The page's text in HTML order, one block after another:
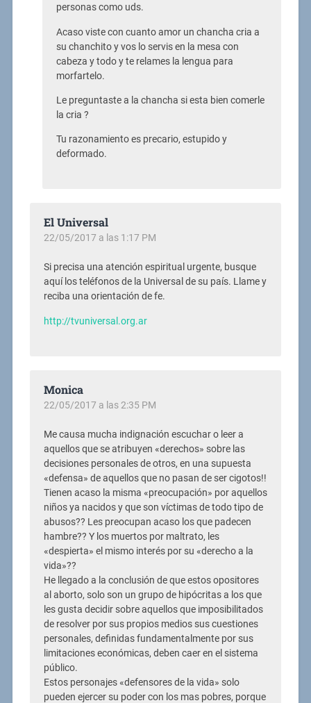
personas como uds.
Acaso viste con cuanto amor un chancha cria a
su chanchito y vos lo servis en la mesa con
cabeza y todo y te relames la lengua para
morfartelo.
Le preguntaste a la chancha si esta bien comerle
la cria ?
Tu razonamiento es precario, estupido y
deformado.
El Universal
22/05/2017 a las 1:17 PM
Si precisa una atención espiritual urgente, busque
aquí los teléfonos de la Universal de su país. Llame y
reciba una orientación de fe.
http://tvuniversal.org.ar
Monica
22/05/2017 a las 2:35 PM
Me causa mucha indignación escuchar o leer a
aquellos que se atribuyen «derechos» sobre las
decisiones personales de otros, en una supuesta
«defensa» de aquellos que no pasan de ser cigotos!!
Tienen acaso la misma «preocupación» por aquellos
niños ya nacidos y que son víctimas de todo tipo de
abusos?? Les preocupan acaso los que padecen
hambre?? Y los muertos por maltrato, les
«despierta» el mismo interés por su «derecho a la
vida»??
He llegado a la conclusión de que estos opositores
al aborto, solo son un grupo de hipócritas a los que
les gusta decidir sobre aquellos que imposibilitados
de resolver por sus propios medios sus cuestiones
personales, definidas fundamentalmente por sus
limitaciones económicas, deben caer en el sistema
público.
Estos personajes «defensores de la vida» solo
pueden ejercer su poder con los mas pobres, porque